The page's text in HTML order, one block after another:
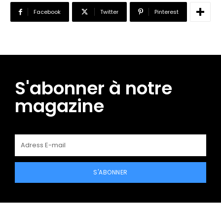
Facebook Twitter Pinterest
S'abonner à notre
magazine
S'ABONNER